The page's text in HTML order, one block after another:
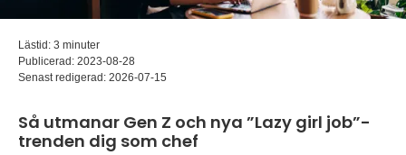
Lästid: 3 minuter
Publicerad: 2023-08-28
Senast redigerad: 2026-07-15
Så utmanar Gen Z och nya ”Lazy girl job”-
trenden dig som chef